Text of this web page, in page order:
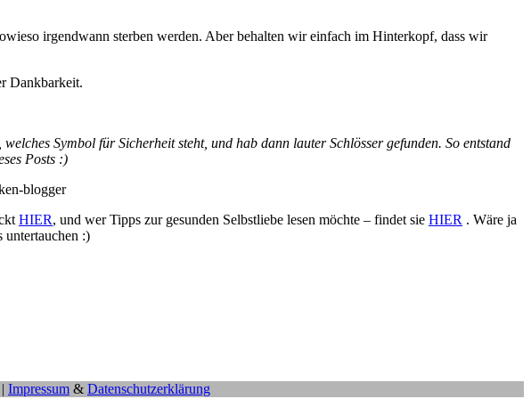
irgendwann sterben werden. Aber behalten wir einfach im Hinterkopf, dass wir
Dankbarkeit.
Symbol für Sicherheit steht, und hab dann lauter Schlösser gefunden. So entstand
Posts :)
HIER, und wer Tipps zur gesunden Selbstliebe lesen möchte – findet sie HIER . Wäre ja
untertauchen :)
Impressum & Datenschutzerklärung